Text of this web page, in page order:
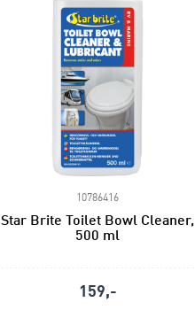
10786416
Star Brite Toilet Bowl Cleaner,
500 ml
159,-